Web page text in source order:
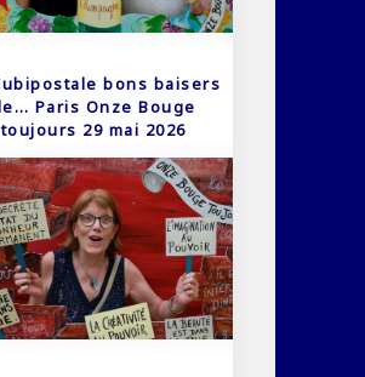
bons baisers
Paris Onze Bouge
toujours 29 mai 2026